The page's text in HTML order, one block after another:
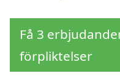
Få 3
förpliktelser